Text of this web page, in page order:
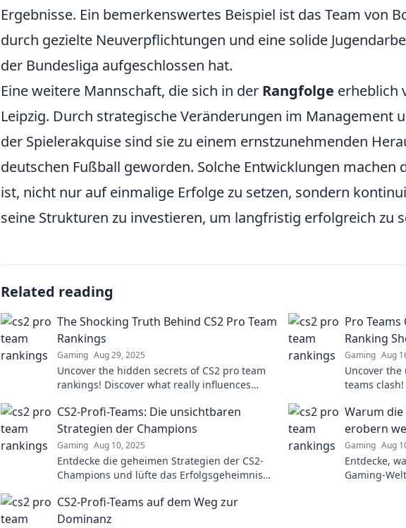
Ergebnisse. Ein bemerkenswertes Beispiel ist das Team von
durch gezielte Neuverpflichtungen und eine solide
der Bundesliga aufgeschlossen hat.
Eine weitere Mannschaft, die sich in der Rangfolge erheblich
Leipzig. Durch strategische Veränderungen im Management
der Spielerakquise sind sie zu einem ernstzunehmenden
deutschen Fußball geworden. Solche Entwicklungen machen
ist, nicht nur auf einmalige Erfolge zu setzen, sondern
seine Strukturen zu investieren, um langfristig erfolgreich zu
Related reading
The Shocking Truth Behind CS2 Pro Team
Rankings
Gaming Aug 29, 2025
Uncover the hidden secrets of CS2 pro team
rankings! Discover what really influences
the competitive scene.
Pro Teams
Ranking
Gaming Aug
Uncover the
teams
CS2-Profi-Teams: Die unsichtbaren
Strategien der Champions
Gaming Aug 10, 2025
Entdecke die geheimen Strategien der CS2-
Champions und lüfte das Erfolgsgeheimnis
Warum die
erobern
Gaming Aug
Entdecke,
Gaming-
CS2-Profi-Teams auf dem Weg zur
Dominanz